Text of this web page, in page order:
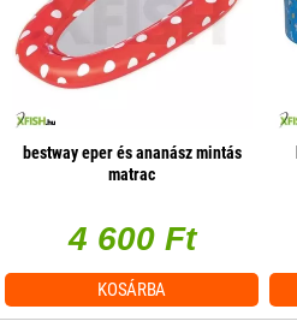
bestway eper és ananász mintás
matrac
4 600 Ft
KOSÁRBA